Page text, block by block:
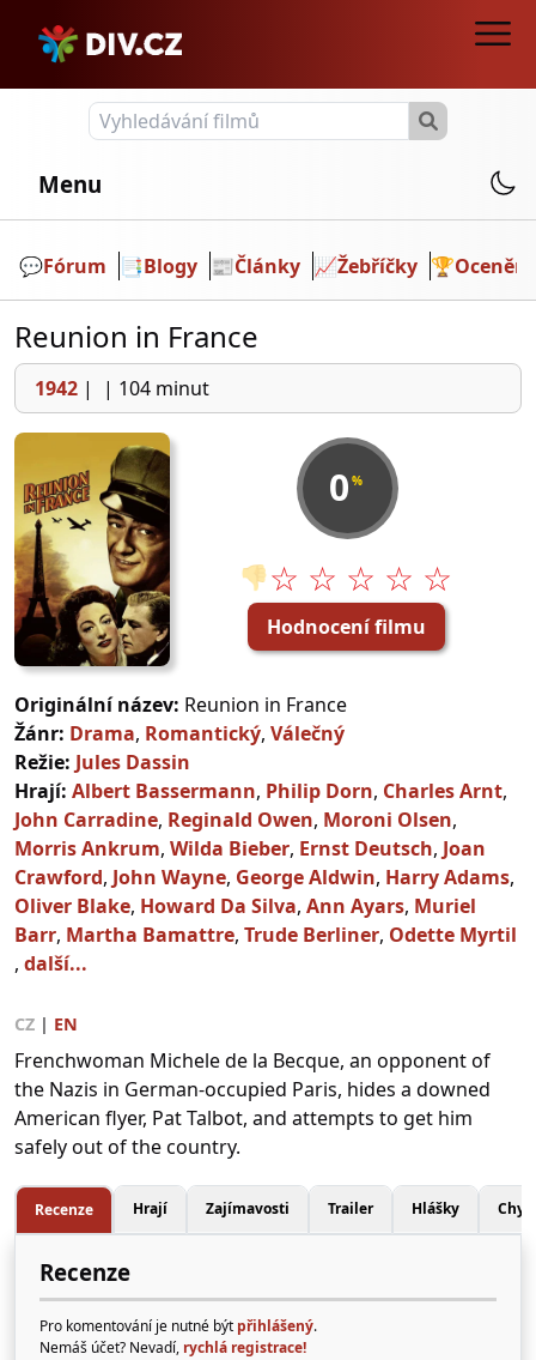
Menu
💬️Fórum 📑Blogy 📰Články 📈Žebříčky 🏆Ocenění
Reunion in France
1942 | | 104 minut
0 %
👎☆ ☆ ☆ ☆ ☆
Hodnocení filmu
Originální název: Reunion in France
Žánr: Drama, Romantický, Válečný
Režie: Jules Dassin
Hrají: Albert Bassermann, Philip Dorn, Charles Arnt,
John Carradine, Reginald Owen, Moroni Olsen,
Morris Ankrum, Wilda Bieber, Ernst Deutsch, Joan
Crawford, John Wayne, George Aldwin, Harry Adams,
Oliver Blake, Howard Da Silva, Ann Ayars, Muriel
Barr, Martha Bamattre, Trude Berliner, Odette Myrtil
, další...
CZ | EN
Frenchwoman Michele de la Becque, an opponent of
the Nazis in German-occupied Paris, hides a downed
American flyer, Pat Talbot, and attempts to get him
safely out of the country.
Recenze Hrají Zajímavosti Trailer Hlášky
Recenze
Pro komentování je nutné být přihlášený.
Nemáš účet? Nevadí, rychlá registrace!